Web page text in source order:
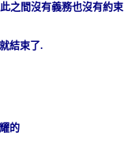
之間沒有義務也沒有約束
結束了.
的